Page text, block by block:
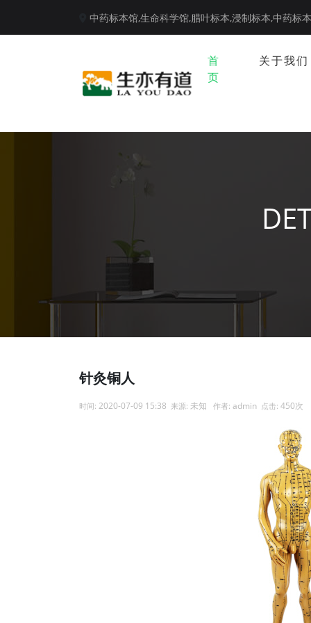
中药标本馆,生命科学馆,腊叶标本,浸制标本,中药标本
首
页
关于我们
针灸铜人
时间: 2020-07-09 15:38 来源: 未知 作者: admin 点击: 450次